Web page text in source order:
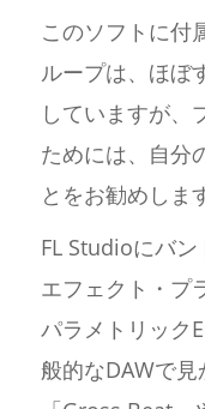
このソフトに付
ループは、ほぼ
していますが、
ためには、自分
とをお勧めしま
FL Studioにバン
エフェクト・プ
パラメトリック
般的なDAWで見